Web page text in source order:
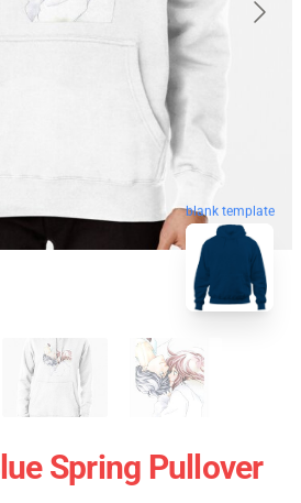
blank template
Spring Pullover